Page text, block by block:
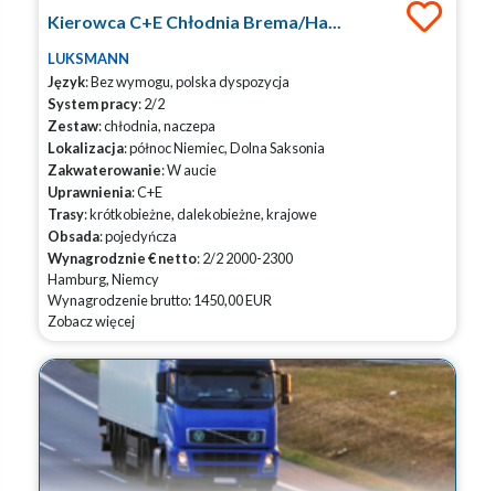
Kierowca C+E Chłodnia Brema/Ha...
LUKSMANN
Język: Bez wymogu, polska dyspozycja
System pracy: 2/2
Zestaw: chłodnia, naczepa
Lokalizacja: północ Niemiec, Dolna Saksonia
Zakwaterowanie: W aucie
Uprawnienia: C+E
Trasy: krótkobieżne, dalekobieżne, krajowe
Obsada: pojedyńcza
Wynagrodznie € netto: 2/2 2000-2300
Hamburg, Niemcy
Wynagrodzenie brutto: 1450,00 EUR
Zobacz więcej